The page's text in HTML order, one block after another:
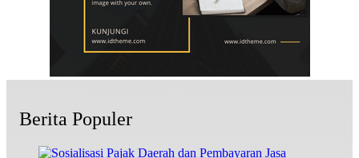
Berita Populer